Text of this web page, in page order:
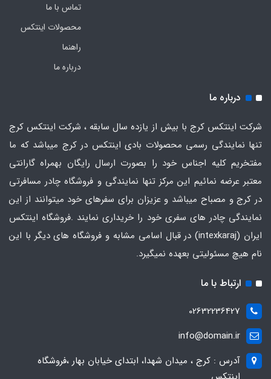
تماس با ما
محصولات اینتکس
راهنما
درباره ما
درباره ما
شرکت اینتکس کرج با بیش از یازده سال سابقه ، شرکت اینتکس کرج
تنها نمایندگی رسمی محصولات بادی اینتکس در کرج میباشد که ما
مفتخریم کلیه اجناس خود را بصورت ارسال رایگان بهمراه گارانتی
معتبر عرضه نمائیم این مرکز تنها نمایندگی و فروشگاه چادر مسافرتی
در کرج و مصباح میباشد و عزیزان برای سفرهای خود میتوانند از این
نمایندگی چادر های سفری خود را خریداری نمایند .فروشگاه اینتکس
ایران
(intexkaraj) در قبال اسامی مشابه و فروشگاه های دیگر با این
نام هیچ مسئولیتی بعهده نمیگیرد.
ارتباط با ما
02632236427
info@domain.ir
آدرس : کرج ، میدان شهدا، ابتدای خیابان بهار ،فروشگاه